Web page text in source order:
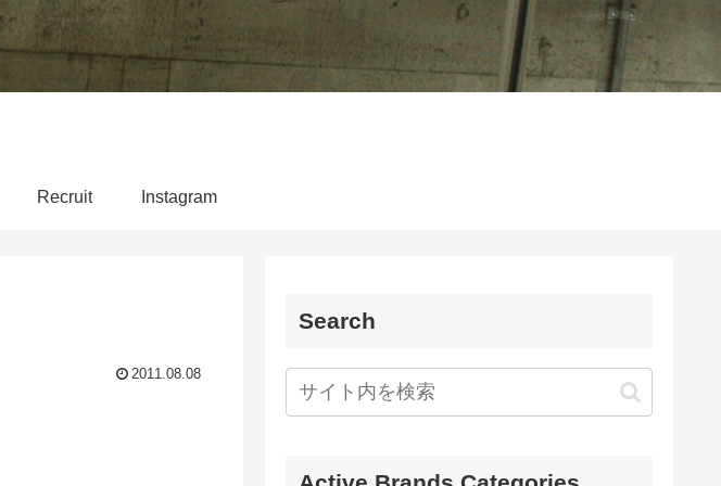
Recruit Instagram
2011.08.08
Search